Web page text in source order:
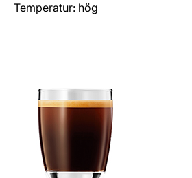
Temperatur: hög